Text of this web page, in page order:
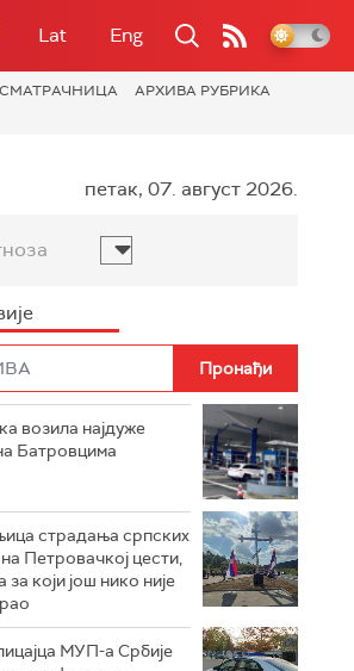
Lat Eng
СМАТРАЧНИЦА
АРХИВА РУБРИКА
петак, 07. август 2026.
возила најдуже
Батровцима
страдања српских
Петровачкој цести,
за који још нико није
МУП-а Србије